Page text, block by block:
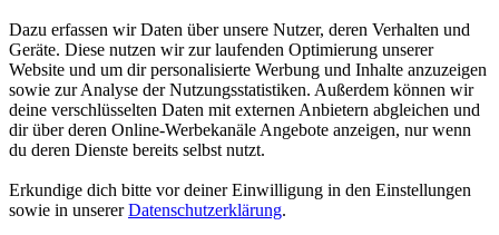
Dazu erfassen wir Daten über unsere Nutzer, deren Verhalten und
Geräte. Diese nutzen wir zur laufenden Optimierung unserer
Website und um dir personalisierte Werbung und Inhalte anzuzeigen
sowie zur Analyse der Nutzungsstatistiken. Außerdem können wir
deine verschlüsselten Daten mit externen Anbietern abgleichen und
dir über deren Online-Werbekanäle Angebote anzeigen, nur wenn
du deren Dienste bereits selbst nutzt.
Erkundige dich bitte vor deiner Einwilligung in den Einstellungen
sowie in unsererDatenschutzerklärung.